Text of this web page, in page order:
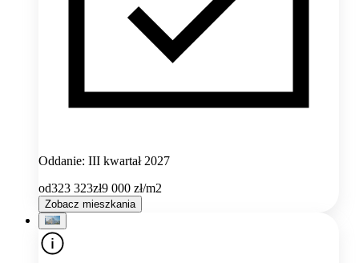
Oddanie: III kwartał 2027
od323 323zł9 000 zł/m2
Zobacz mieszkania